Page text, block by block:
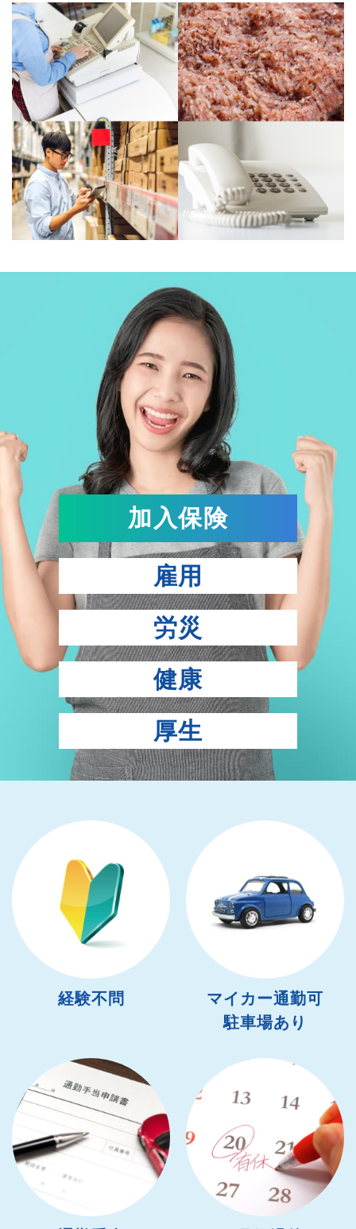
加入保険
雇用
労災
健康
厚生
経験不問
マイカー通勤可
駐車場あり